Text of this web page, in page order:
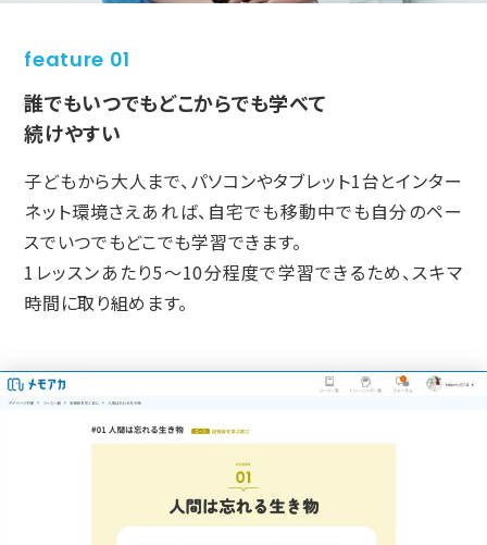
feature 01
誰でもいつでもどこからでも学べて
続けやすい
子どもから大人まで、パソコンやタブレット1台とインター
ネット環境さえあれば、 自宅でも移動中でも自分のペー
スでいつでもどこでも学習できます。
1レッスンあたり5〜10分程度で学習できるため、スキマ
時間に取り組めます。